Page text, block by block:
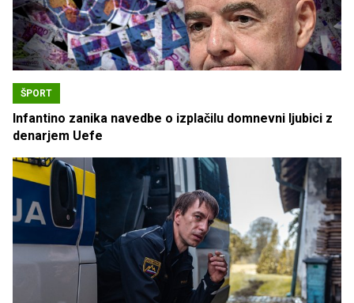
ŠPORT
Infantino zanika navedbe o izplačilu domnevni ljubici z
denarjem Uefe